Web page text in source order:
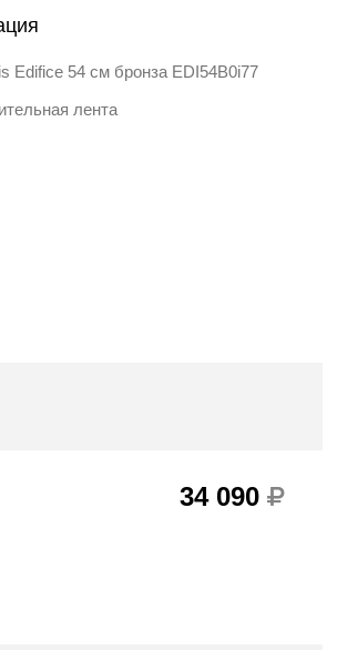
Edifice 54 см бронза EDI54B0i77
лента
34 090